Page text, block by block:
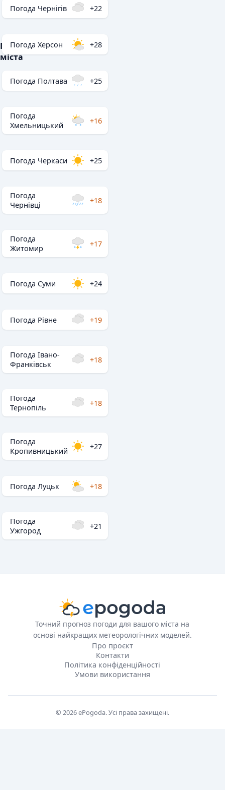
Популярні
міста
Погода Чернігів +22
Погода Херсон +28
Погода Полтава +25
Погода
Хмельницький
+16
Погода Черкаси +25
Погода
Чернівці
+18
Погода
Житомир
+17
Погода Суми +24
Погода Рівне +19
Погода Івано-
Франківськ
+18
Погода
Тернопіль
+18
Погода
Кропивницький
+27
Погода Луцьк +18
Погода
Ужгород
+21
Точний прогноз погоди для вашого міста на
основі найкращих метеорологічних моделей.
Про проєкт
Контакти
Політика конфіденційності
Умови використання
© 2026 ePogoda. Усі права захищені.